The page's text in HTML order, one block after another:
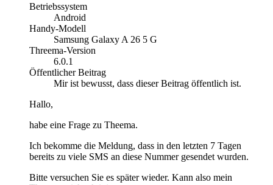
Betriebssystem
Android
Handy-Modell
Samsung Galaxy A 26 5 G
Threema-Version
6.0.1
Öffentlicher Beitrag
Mir ist bewusst, dass dieser Beitrag öffentlich ist.
Hallo,
habe eine Frage zu Theema.
Ich bekomme die Meldung, dass in den letzten 7 Tagen
bereits zu viele SMS an diese Nummer gesendet wurden.
Bitte versuchen Sie es später wieder. Kann also mein